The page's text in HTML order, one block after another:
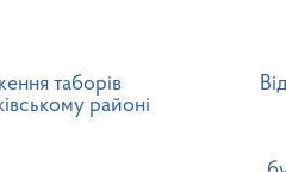
таборів
районі